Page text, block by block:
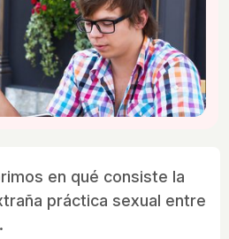
en qué consiste la
práctica sexual entre